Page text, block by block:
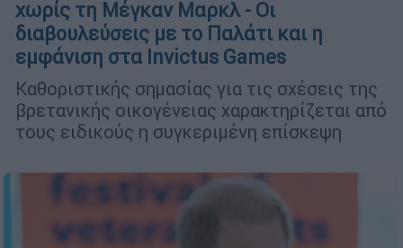
χωρίς τη Μέγκαν Μαρκλ - Οι
διαβουλεύσεις με το Παλάτι και η
εμφάνιση στα Invictus Games
Καθοριστικής σημασίας για τις σχέσεις της
βρετανικής οικογένειας χαρακτηρίζεται από
τους ειδικούς η συγκεριμένη επίσκεψη